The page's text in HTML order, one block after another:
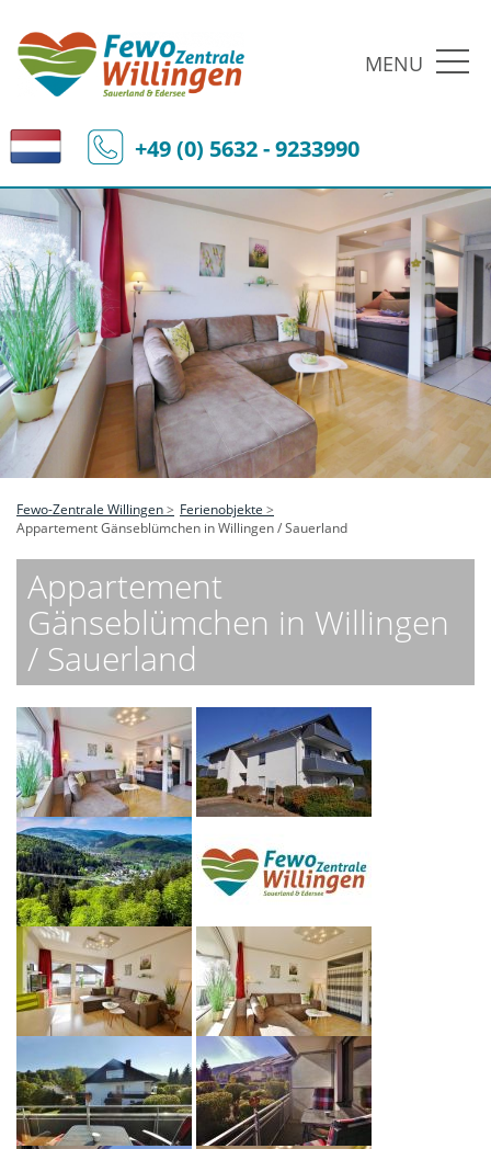
MENU
+49 (0) 5632 - 9233990
Fewo-Zentrale Willingen
Ferienobjekte
Appartement Gänseblümchen in Willingen / Sauerland
Appartement
Gänseblümchen in Willingen
/ Sauerland